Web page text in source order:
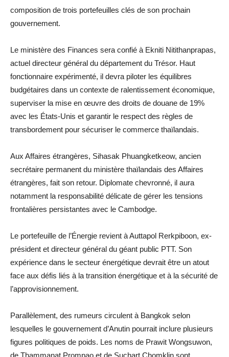
composition de trois portefeuilles clés de son prochain
gouvernement.
Le ministère des Finances sera confié à Ekniti Nitithanprapas,
actuel directeur général du département du Trésor. Haut
fonctionnaire expérimenté, il devra piloter les équilibres
budgétaires dans un contexte de ralentissement économique,
superviser la mise en œuvre des droits de douane de 19%
avec les États-Unis et garantir le respect des règles de
transbordement pour sécuriser le commerce thaïlandais.
Aux Affaires étrangères, Sihasak Phuangketkeow, ancien
secrétaire permanent du ministère thaïlandais des Affaires
étrangères, fait son retour. Diplomate chevronné, il aura
notamment la responsabilité délicate de gérer les tensions
frontalières persistantes avec le Cambodge.
Le portefeuille de l’Énergie revient à Auttapol Rerkpiboon, ex-
président et directeur général du géant public PTT. Son
expérience dans le secteur énergétique devrait être un atout
face aux défis liés à la transition énergétique et à la sécurité de
l’approvisionnement.
Parallèlement, des rumeurs circulent à Bangkok selon
lesquelles le gouvernement d’Anutin pourrait inclure plusieurs
figures politiques de poids. Les noms de Prawit Wongsuwon,
de Thammanat Prompao et de Suchart Chomklin sont